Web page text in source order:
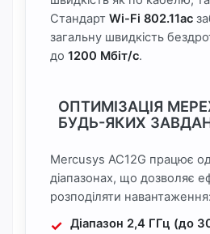
Стандарт Wi-Fi 802.11ac
загальну швидкість
до 1200 Мбіт/с.
ОПТИМІЗАЦІЯ
БУДЬ-ЯКИХ
Mercusys AC12G працює
діапазонах, що дозволяє
розподіляти навантаження:
Діапазон 2,4 ГГц (до